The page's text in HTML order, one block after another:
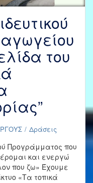
του
Δράσεις
Προγράμματος που
και ενεργώ
που ζω» Έχουμε
«Τα τοπικά